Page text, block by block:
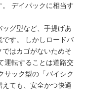
デイパックに相当す
グ型など、手提げあ
す。 しかしロードバ
はカゴがないためそ
運転することは道路交
サック型の「バイシク
ても、安全かつ快適